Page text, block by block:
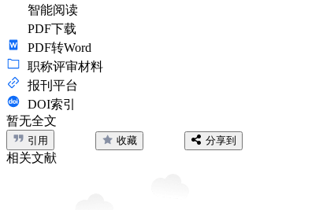
智能阅读
PDF下载
PDF转Word
职称评审材料
报刊平台
DOI索引
暂无全文
引用 收藏 分享到
相关文献